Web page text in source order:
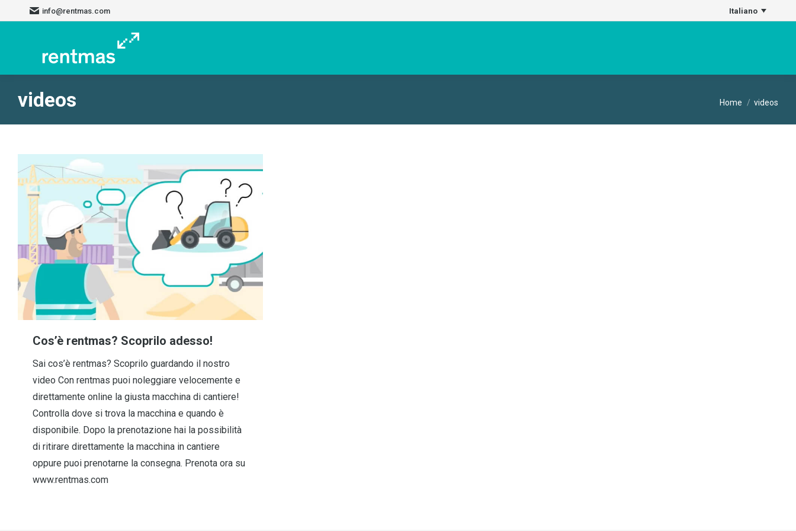
info@rentmas.com Italiano
videos Tu sei qui:
Home videos
Cos’è rentmas? Scoprilo adesso!
Sai cos’è rentmas? Scoprilo guardando il nostro
video Con rentmas puoi noleggiare velocemente e
direttamente online la giusta macchina di cantiere!
Controlla dove si trova la macchina e quando è
disponibile. Dopo la prenotazione hai la possibilità
di ritirare direttamente la macchina in cantiere
oppure puoi prenotarne la consegna. Prenota ora su
www.rentmas.com